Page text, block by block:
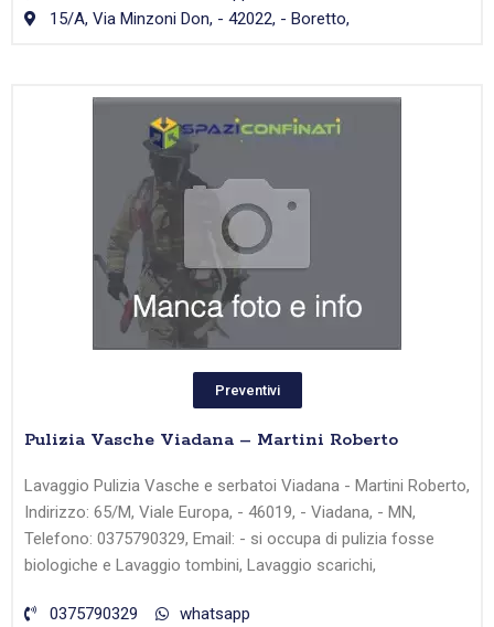
15/A, Via Minzoni Don, - 42022, - Boretto,
Preventivi
Pulizia Vasche Viadana – Martini Roberto
Lavaggio Pulizia Vasche e serbatoi Viadana - Martini Roberto,
Indirizzo: 65/M, Viale Europa, - 46019, - Viadana, - MN,
Telefono: 0375790329, Email: - si occupa di pulizia fosse
biologiche e Lavaggio tombini, Lavaggio scarichi,
0375790329
whatsapp